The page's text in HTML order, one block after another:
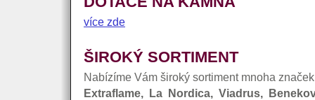
více zde
ŠIROKÝ SORTIMENT
Nabízíme Vám široký sortiment mnoha
Extraflame, La Nordica, Viadrus,